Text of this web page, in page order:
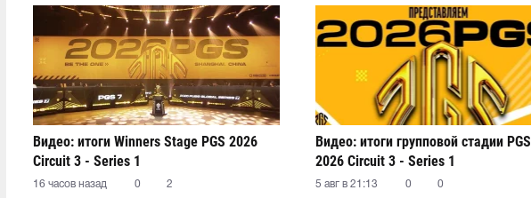
Видео: итоги Winners Stage PGS 2026
Circuit 3 - Series 1
16 часов назад 0 2
Видео: итоги групповой стадии PGS
2026 Circuit 3 - Series 1
5 авг в 21:13 0 0